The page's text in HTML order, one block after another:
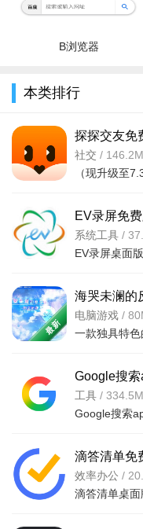
项;
点击简体中文右边的
B浏览器
本类排行
探探交友免
社交 / 146.2M
EV录屏免
方版
系统工具 /
海哭未澜的
电脑游戏 /
Google搜
工具 / 334.5M
滴答清单免
v8.0.8.0最
效率办公 /